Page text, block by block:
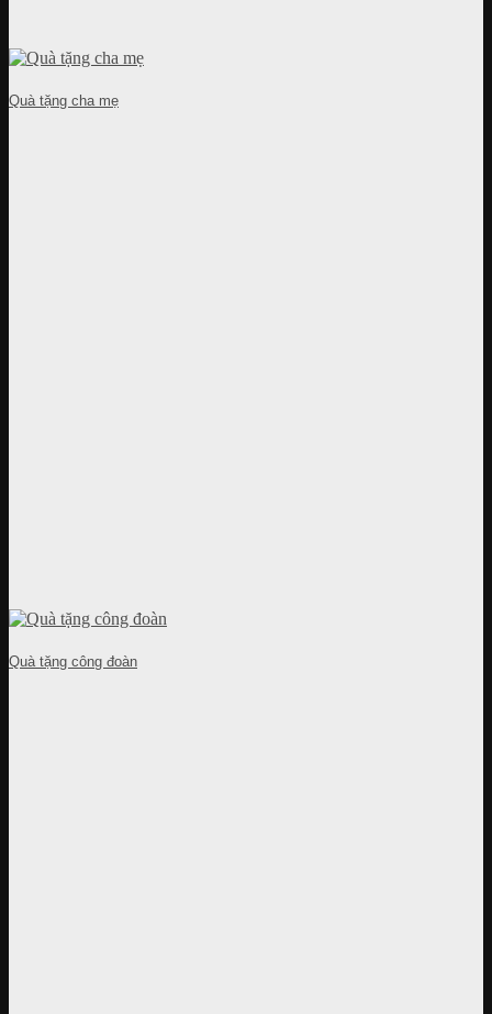
Quà tặng cha mẹ
Quà tặng công đoàn